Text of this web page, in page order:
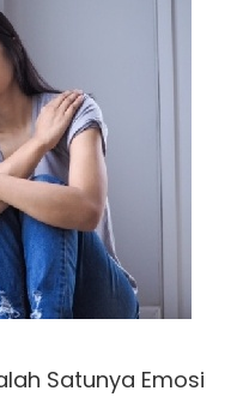
Satunya Emosi